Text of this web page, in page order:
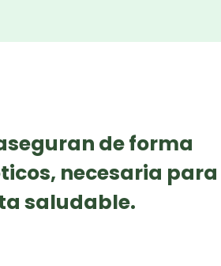
de forma
necesaria para
saludable.